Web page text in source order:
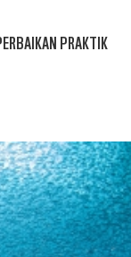
PRAKTIK